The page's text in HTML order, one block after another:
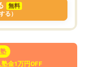
無料
る）
塾金1万円OFF